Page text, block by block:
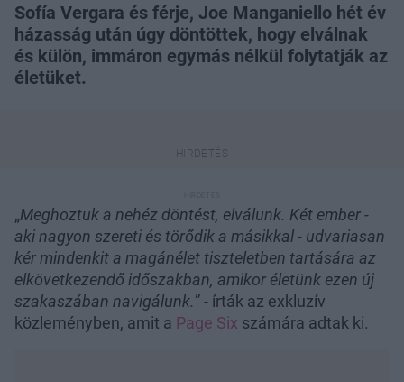
Sofía Vergara és férje, Joe Manganiello hét év
házasság után úgy döntöttek, hogy elválnak
és külön, immáron egymás nélkül folytatják az
életüket.
„Meghoztuk a nehéz döntést, elválunk. Két ember -
aki nagyon szereti és törődik a másikkal - udvariasan
kér mindenkit a magánélet tiszteletben tartására az
elkövetkezendő időszakban, amikor életünk ezen új
szakaszában navigálunk.”- írták az exkluzív
közleményben, amit a Page Six számára adtak ki.